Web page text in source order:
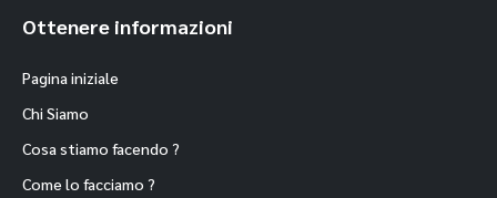
Ottenere informazioni
Pagina iniziale
Chi Siamo
Cosa stiamo facendo ?
Come lo facciamo ?